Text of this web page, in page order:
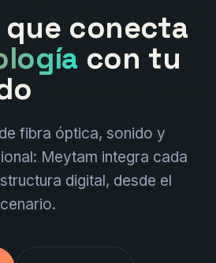
que conecta
con tu
fibra óptica, sonido y
Meytam integra cada
digital, desde el